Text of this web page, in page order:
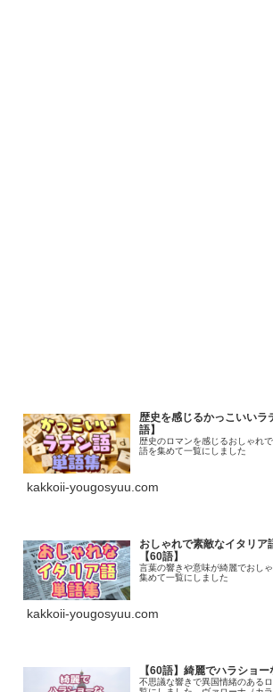
歴史を感じるかっこいいラ
語】
歴史のロマンを感じるおしゃれ
語を集めて一覧にしました
kakkoii-yougosyuu.com
おしゃれで素敵なイタリア
【60語】
言葉の響きや意味が綺麗でおし
集めて一覧にしました
kakkoii-yougosyuu.com
【60語】綺麗でハラショ
不思議な響きで異国情緒のある